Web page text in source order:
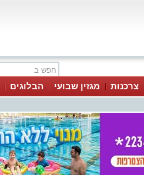
צרכנות מגזין שבועי הבלוגים